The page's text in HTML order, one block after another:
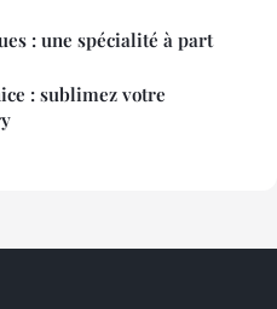
: une spécialité à part
: sublimez votre